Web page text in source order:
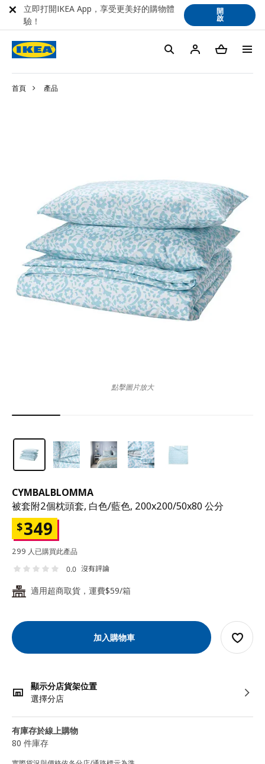
首頁 產品
CYMBALBLOMMA
被套附2個枕頭套, 白色/藍色, 200x200/50x80 公分
$349
299 人已購買此產品
0.0 沒有評論
24 適用超商取貨，運費$59/箱
加入購物車
顯示分店貨架位置
選擇分店
有庫存於線上購物
80 件庫存
點擊圖片放大
立即打開IKEA App，享受更美好的購物體
驗！
開
啟